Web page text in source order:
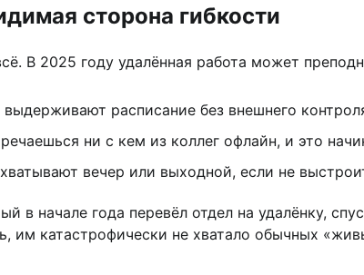
сторона гибкости
В 2025 году удалённая работа может
расписание без внешнего
ни с кем из коллег офлайн, и это
вечер или выходной, если не
в начале года перевёл отдел на удалёнку,
им катастрофически не хватало обычных